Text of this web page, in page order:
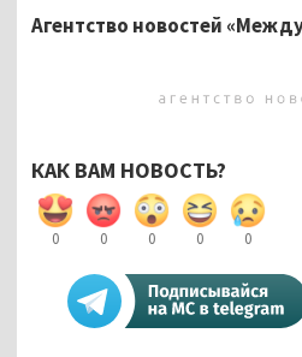
Агентство новостей
КАК ВАМ НОВОСТЬ?
0 0 0 0 0